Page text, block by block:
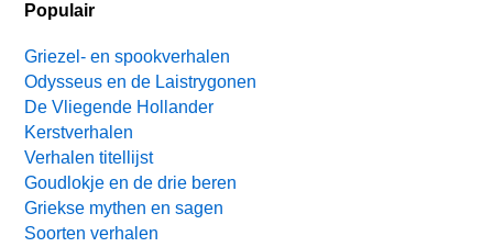
Populair
Griezel- en spookverhalen
Odysseus en de Laistrygonen
De Vliegende Hollander
Kerstverhalen
Verhalen titellijst
Goudlokje en de drie beren
Griekse mythen en sagen
Soorten verhalen